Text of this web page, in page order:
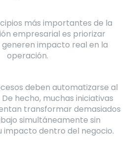
más importantes de la
empresarial es priorizar
impacto real en la
operación.
deben automatizarse al
hecho, muchas iniciativas
transformar demasiados
simultáneamente sin
impacto dentro del negocio.